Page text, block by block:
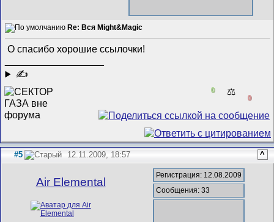
Re: Вся Might&Magic
О спасибо хорошие ссылочки!
✍
0 ⚖️
0
#5 12.11.2009, 18:57 ^
Air Elemental
Регистрация: 12.08.2009
Сообщения: 33